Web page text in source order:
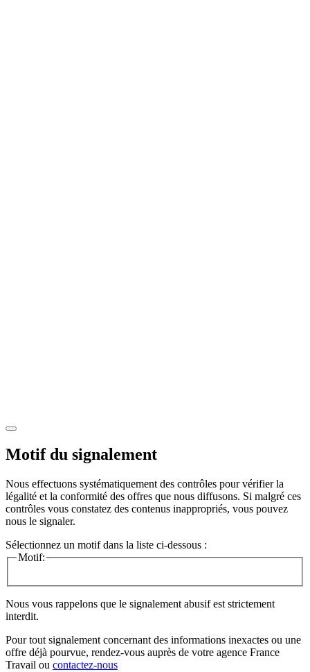
Motif du signalement
Nous effectuons systématiquement des contrôles pour vérifier la
légalité et la conformité des offres que nous diffusons. Si malgré ces
contrôles vous constatez des contenus inappropriés, vous pouvez
nous le signaler.
Sélectionnez un motif dans la liste ci-dessous :
Motif:
Nous vous rappelons que le signalement abusif est strictement
interdit.
Pour tout signalement concernant des informations inexactes ou une
offre déjà pourvue, rendez-vous auprès de votre agence France
Travail ou contactez-nous